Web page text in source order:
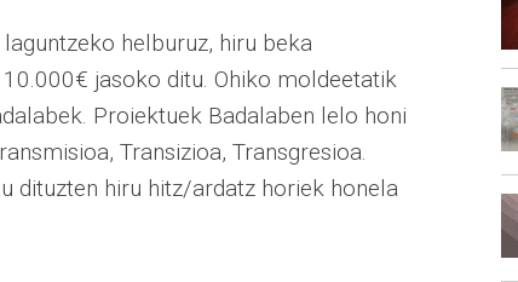
helburuz, hiru beka
jasoko ditu. Ohiko moldeetatik
Proiektuek Badalaben lelo honi
Transizioa, Transgresioa.
dituzten hiru hitz/ardatz horiek honela